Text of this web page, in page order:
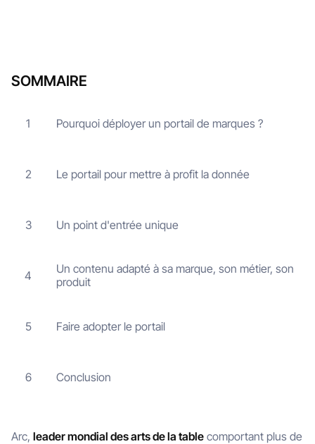
SOMMAIRE
1 Pourquoi déployer un portail de marques ?
2 Le portail pour mettre à profit la donnée
3 Un point d'entrée unique
4
Un contenu adapté à sa marque, son métier, son
produit
5 Faire adopter le portail
6 Conclusion
Arc, leader mondial des arts de la table comportant plus de